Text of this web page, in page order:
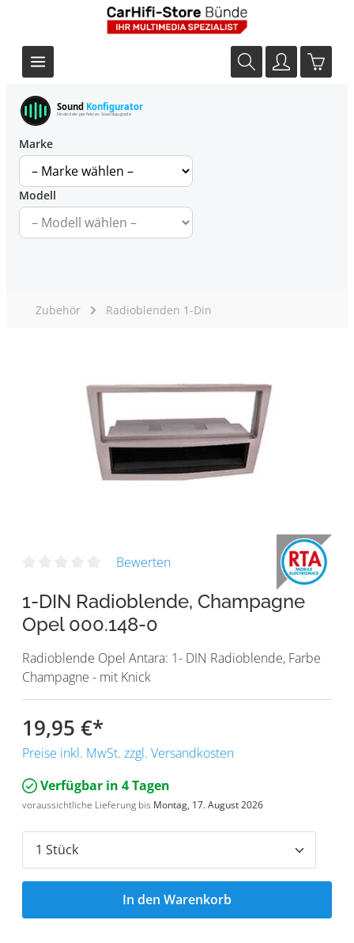
Sound Konfigurator
Finde dein perfektes Soundupgrade
Marke
Modell
Zubehör Radioblenden 1-Din
Bewerten
1-DIN Radioblende, Champagne
Opel 000.148-0
Radioblende Opel Antara: 1- DIN Radioblende, Farbe
Champagne - mit Knick
19,95 €*
Preise inkl. MwSt. zzgl. Versandkosten
Verfügbar in 4 Tagen
voraussichtliche Lieferung bis Montag, 17. August 2026
In den Warenkorb